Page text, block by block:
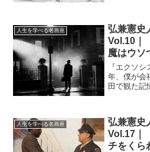
デミー賞を
賞・脚本賞
人生を学べる名画座
弘兼憲史
Vol.10｜
魔はウソ
『エクソ
年、僕が会
田で観た記
げた映画は
ら、思いっ
人生を学べる名画座
弘兼憲史
Vol.17｜
チをくら